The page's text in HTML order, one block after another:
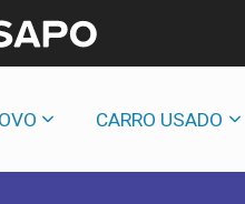
CARRO USADO